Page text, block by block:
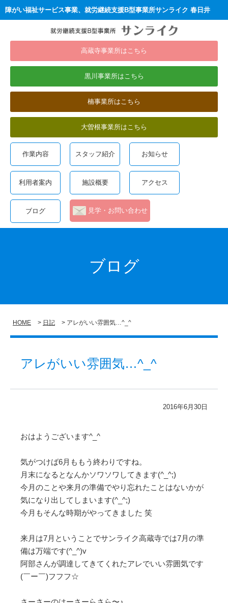
障がい福祉サービス事業、就労継続支援B型事業所サンライク 春日井
高蔵寺事業所はこちら
黒川事業所はこちら
楠事業所はこちら
大曽根事業所はこちら
作業内容 スタッフ紹介 お知らせ
利用者案内 施設概要 アクセス
ブログ 見学・お問い合わせ
ブログ
HOME 日記 アレがいい雰囲気…^_^
アレがいい雰囲気…^_^
2016年6月30日
おはようございます^_^
気がつけば6月ももう終わりですね。
月末になるとなんかソワソワしてきます(^_^;)
今月のことや来月の準備でやり忘れたことはないかが
気になり出してしまいます(^_^;)
今月もそんな時期がやってきました 笑
来月は7月ということでサンライク高蔵寺では7月の準
備は万端です(^_^)v
阿部さんが調達してきてくれたアレでいい雰囲気です
(￣ー￣)フフフ☆